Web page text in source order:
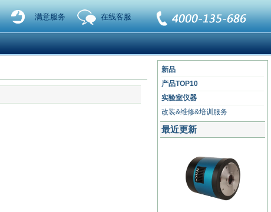
在线客服
满意服务
新品
产品TOP10
实验室仪器
改装&维修&培训服务
最近更新